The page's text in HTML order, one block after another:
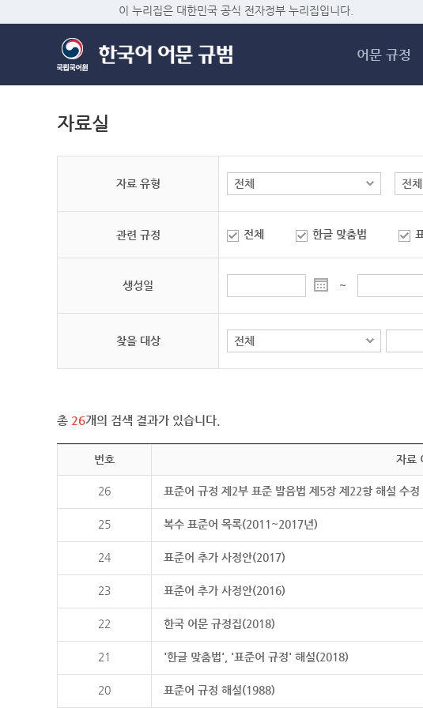
이 누리집은 대한민국 공식 전자정부 누리집입니다.
어문 규정
자료실
자료 유형
관련 규정 전체 한글 맞춤법
생성일 ~
찾을 대상
총 26개의 검색 결과가 있습니다.
번호 자료
26 표준어 규정 제2부 표준 발음법 제5장 제22항 해설 수정
25 복수 표준어 목록(2011~2017년)
24 표준어 추가 사정안(2017)
23 표준어 추가 사정안(2016)
22 한국 어문 규정집(2018)
21 '한글 맞춤법', '표준어 규정' 해설(2018)
20 표준어 규정 해설(1988)